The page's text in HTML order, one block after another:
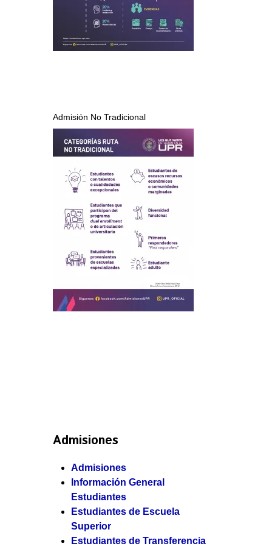
Admisión No Tradicional
Admisiones
Admisiones
Información General
Estudiantes
Estudiantes de Escuela
Superior
Estudiantes de Transferencia